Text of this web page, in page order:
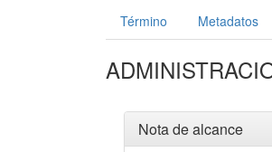
Término Metadatos
Nota de alcance